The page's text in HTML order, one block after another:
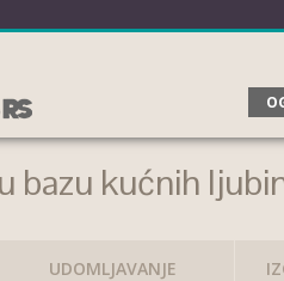
bazu kućnih
UDOMLJAVANJE